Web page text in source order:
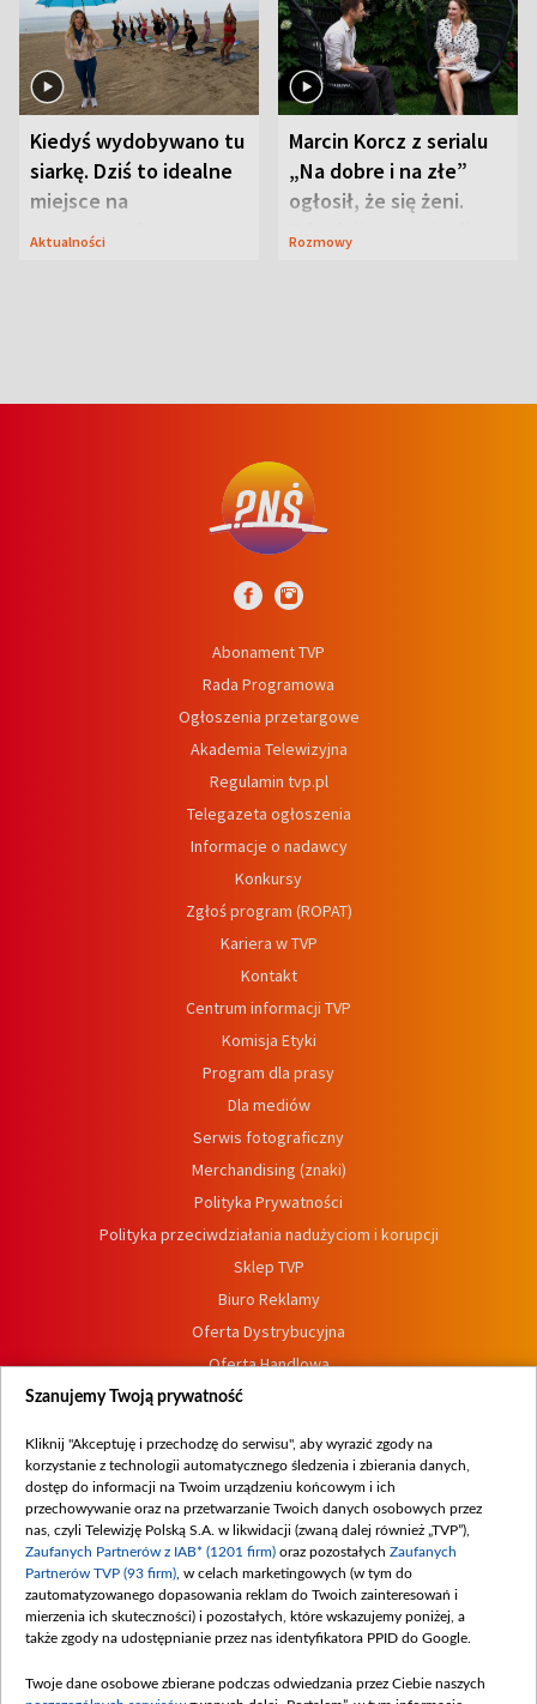
Kiedyś wydobywano tu
siarkę. Dziś to idealne
miejsce na
wypoczynek
Aktualności
Marcin Korcz z serialu
„Na dobre i na złe”
ogłosił, że się żeni.
Zdradził, co zmienił
Rozmowy
Abonament TVP
Rada Programowa
Ogłoszenia przetargowe
Akademia Telewizyjna
Regulamin tvp.pl
Telegazeta ogłoszenia
Informacje o nadawcy
Konkursy
Zgłoś program (ROPAT)
Kariera w TVP
Kontakt
Centrum informacji TVP
Komisja Etyki
Program dla prasy
Dla mediów
Serwis fotograficzny
Merchandising (znaki)
Polityka Prywatności
Polityka przeciwdziałania nadużyciom i korupcji
Sklep TVP
Biuro Reklamy
Oferta Dystrybucyjna
Oferta Handlowa
Dostępność
Procedura zgłoszeń wewnętrznych
Szanujemy Twoją prywatność
Kliknij "Akceptuję i przechodzę do serwisu", aby wyrazić zgody na
korzystanie z technologii automatycznego śledzenia i zbierania danych,
dostęp do informacji na Twoim urządzeniu końcowym i ich
przechowywanie oraz na przetwarzanie Twoich danych osobowych przez
nas, czyli Telewizję Polską S.A. w likwidacji (zwaną dalej również „TVP”),
Zaufanych Partnerów z IAB* (1201 firm) oraz pozostałych Zaufanych
Partnerów TVP (93 firm) , w celach marketingowych (w tym do
zautomatyzowanego dopasowania reklam do Twoich zainteresowań i
mierzenia ich skuteczności) i pozostałych, które wskazujemy poniżej, a
także zgody na udostępnianie przez nas identyfikatora PPID do Google.
Twoje dane osobowe zbierane podczas odwiedzania przez Ciebie naszych